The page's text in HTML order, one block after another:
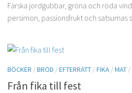
Färska jordgubbar, gröna och röda
persimon, passionsfrukt och satsumas
BÖCKER /BRÖD /EFTERRÄTT /FIKA /MAT /
Från fika till fest